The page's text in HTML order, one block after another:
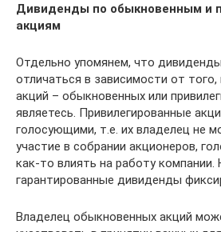
Дивиденды по обыкновенным и
акциям
Отдельно упомянем, что
отличаться в зависимости от
акций – обыкновенных или
являетесь. Привилегированные
голосующими, т.е. их владелец не
участие в собрании акционеров,
как-то влиять на работу компании.
гарантированные дивиденды
Владелец обыкновенных акций